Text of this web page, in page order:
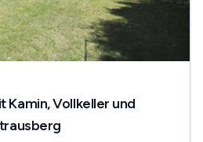
Kamin, Vollkeller und